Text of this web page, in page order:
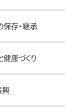
存・継承
康づくり
興